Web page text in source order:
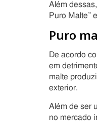
Além
Puro Malte”
Puro
De acordo
em
malte
exterior.
Além de ser
no mercado